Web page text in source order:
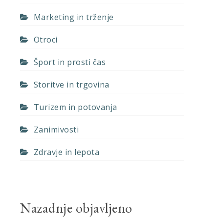
Marketing in trženje
Otroci
Šport in prosti čas
Storitve in trgovina
Turizem in potovanja
Zanimivosti
Zdravje in lepota
Nazadnje objavljeno